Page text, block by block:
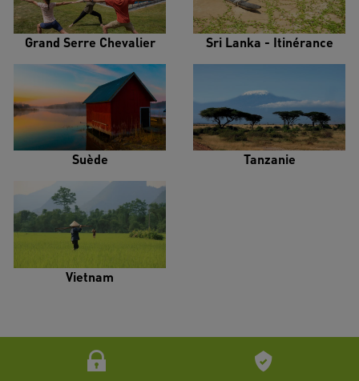
Grand Serre Chevalier Sri Lanka - Itinérance
Suède Tanzanie
Vietnam